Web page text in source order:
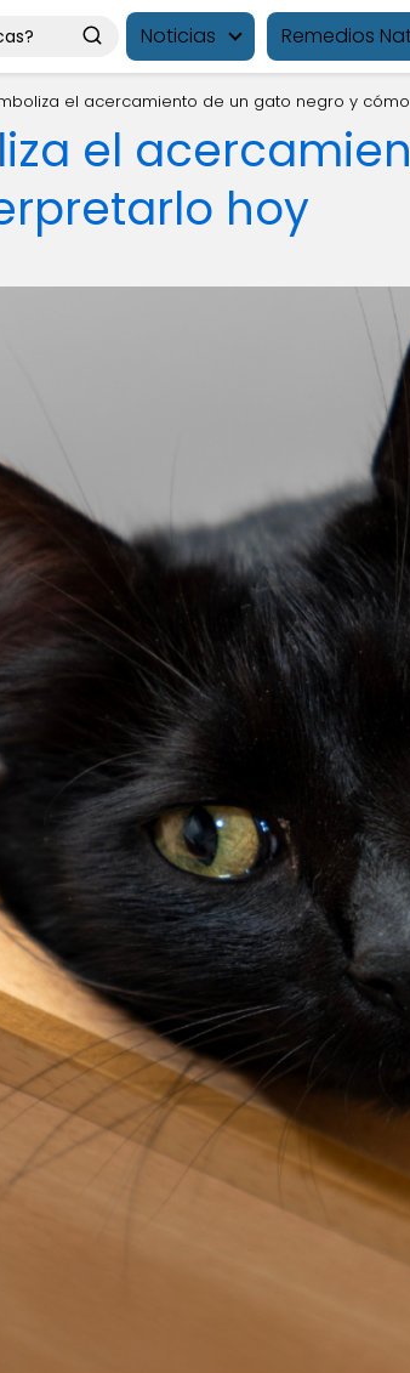
Noticias Remedios
el acercamiento de un gato negro y
el
hoy